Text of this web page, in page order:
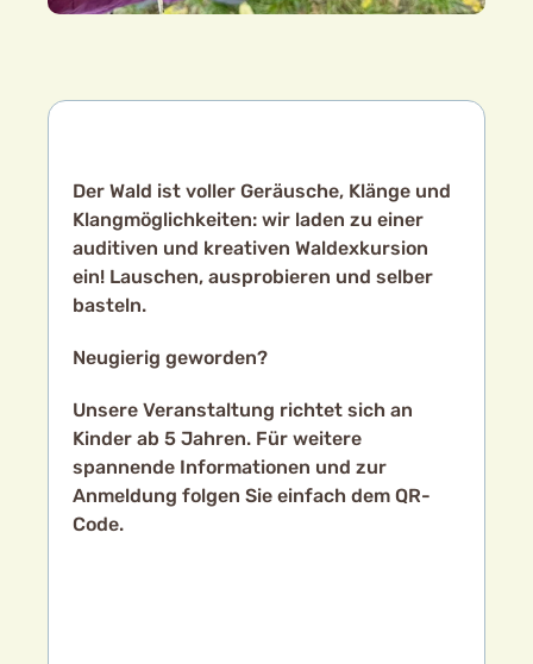
Der Wald ist voller Geräusche, Klänge und
Klangmöglichkeiten: wir laden zu einer
auditiven und kreativen Waldexkursion
ein! Lauschen, ausprobieren und selber
basteln.
Neugierig geworden?
Unsere Veranstaltung richtet sich an
Kinder ab 5 Jahren. Für weitere
spannende Informationen und zur
Anmeldung folgen Sie einfach dem QR-
Code.